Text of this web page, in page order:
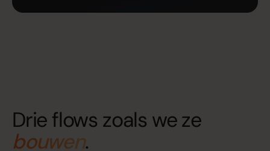
Drie flows zoals we ze
bouwen.